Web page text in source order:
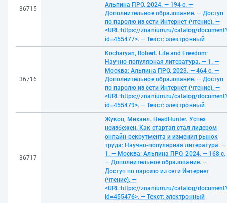
36715
Альпина ПРО, 2024. — 194 с. —
Дополнительное образование. — Доступ
по паролю из сети Интернет (чтение). —
<URL:https://znanium.ru/catalog/
id=455477>. — Текст: электронный
36716
Kocharyan, Robert. Life and Freedom:
Научно-популярная литература. — 1. —
Москва: Альпина ПРО, 2023. — 464 с. —
Дополнительное образование. — Доступ
по паролю из сети Интернет (чтение). —
<URL:https://znanium.ru/catalog/
id=455479>. — Текст: электронный
36717
Жуков, Михаил. HeadHunter. Успех
неизбежен. Как стартап стал лидером
онлайн-рекрутмента и изменил рынок
труда: Научно-популярная литература. —
1. — Москва: Альпина ПРО, 2024. — 168 с.
— Дополнительное образование. —
Доступ по паролю из сети Интернет
(чтение). —
<URL:https://znanium.ru/catalog/
id=455476>. — Текст: электронный